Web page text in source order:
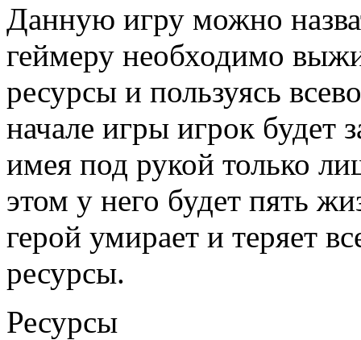
Данную игру можно
геймеру необходимо
ресурсы и пользуясь
начале игры игрок будет
имея под рукой только
этом у него будет пять
герой умирает и теряет
ресурсы.
Ресурсы